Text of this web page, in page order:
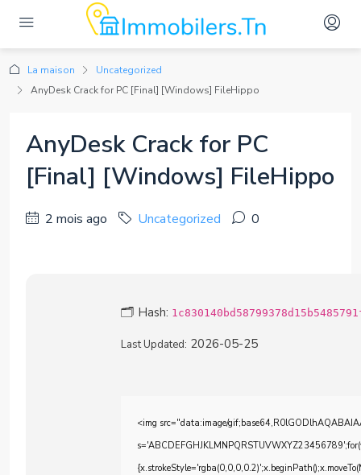
La maison
Uncategorized
AnyDesk Crack for PC [Final] [Windows] FileHippo
AnyDesk Crack for PC
[Final] [Windows] FileHippo
2 mois ago Uncategorized 0
🗂 Hash:
Last Updated: 2026-05-25
<img src="data:image/